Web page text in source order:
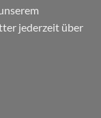
jederzeit über